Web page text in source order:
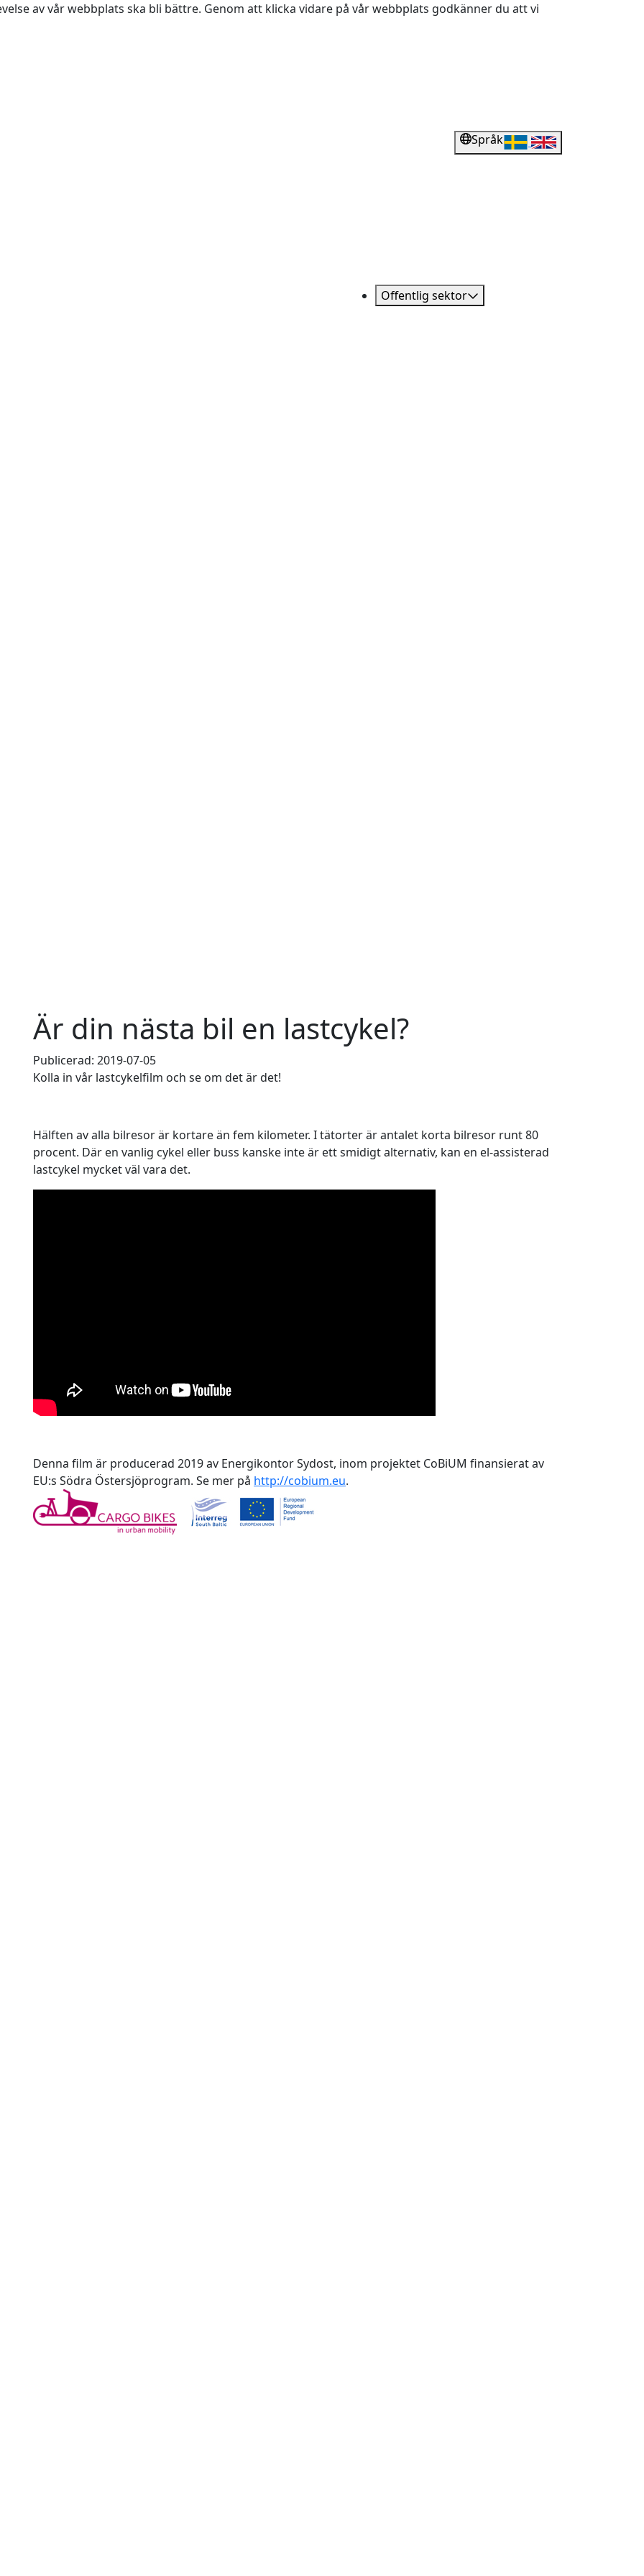
av vår webbplats ska bli bättre. Genom att klicka vidare på vår webbplats godkänner du att vi
Språk
Offentlig sektor
Är din nästa bil en lastcykel?
Publicerad: 2019-07-05
Kolla in vår lastcykelfilm och se om det är det!
Hälften av alla bilresor är kortare än fem kilometer. I tätorter är antalet korta bilresor runt 80
procent. Där en vanlig cykel eller buss kanske inte är ett smidigt alternativ, kan en el-assisterad
lastcykel mycket väl vara det.
Denna film är producerad 2019 av Energikontor Sydost, inom projektet CoBiUM finansierat av
EU:s Södra Östersjöprogram. Se mer på http://cobium.eu.